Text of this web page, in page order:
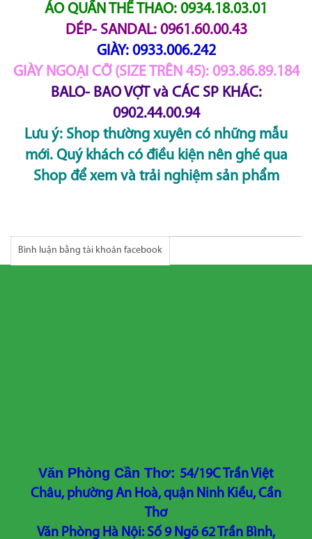
ÁO QUẦN THỂ THAO: 0934.18.03.01
DÉP- SANDAL: 0961.60.00.43
GIÀY: 0933.006.242
GIÀY NGOẠI CỠ (SIZE TRÊN 45): 093.86.89.184
BALO- BAO VỢT và CÁC SP KHÁC:
0902.44.00.94
Lưu ý: Shop thường xuyên có những mẫu
mới. Quý khách có điều kiện nên ghé qua
Shop để xem và trải nghiệm sản phẩm
Bình luận bằng tài khoản facebook
Văn Phòng Cần Thơ: 54/19C Trần Việt
Châu, phường An Hoà, quận Ninh Kiều, Cần
Thơ
Văn Phòng Hà Nội: Số 9 Ngõ 62 Trần Bình,